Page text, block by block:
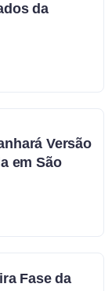
da
Versão
em São
Fase da